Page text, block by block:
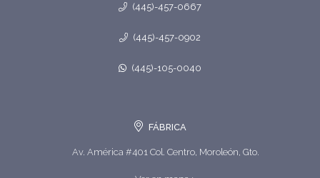
(445)-457-0667
(445)-457-0902
(445)-105-0040
FÁBRICA
Av. América #401 Col. Centro, Moroleón, Gto.